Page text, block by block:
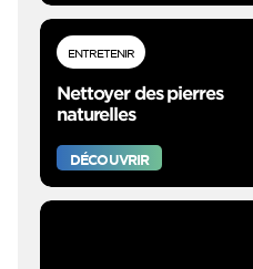
ENTRETENIR
Nettoyer des pierres
naturelles
DÉCOUVRIR